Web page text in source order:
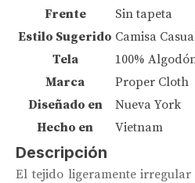
Frente
Sin tapeta
Estilo Sugerido Camisa
Tela
100%
Marca
Proper Cloth
Diseñado en
Nueva York
Hecho en
Vietnam
Descripción
El tejido ligeramente